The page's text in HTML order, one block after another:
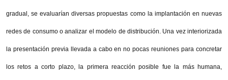
gradual, se evaluarían diversas propuestas como la implantación en nuevas
redes de consumo o analizar el modelo de distribución. Una vez interiorizada
la presentación previa llevada a cabo en no pocas reuniones para concretar
los retos a corto plazo, la primera reacción posible fue la más humana,